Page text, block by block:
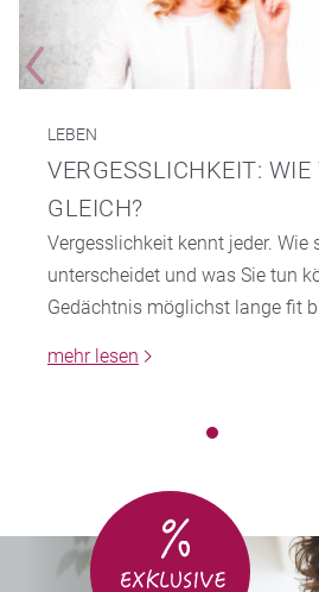
LEBEN
VERGESSLICHKEIT: WIE
GLEICH?
Vergesslichkeit kennt jeder. Wie
unterscheidet und was Sie tun
Gedächtnis möglichst lange fit
mehr lesen